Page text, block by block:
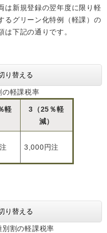
は新規登録の翌年度に限り軽
るグリーン化特例（軽課）の
下記の通りです。
り替える
の軽課税率
軽
3（25％軽
減）
3,000円注
り替える
別割の軽課税率